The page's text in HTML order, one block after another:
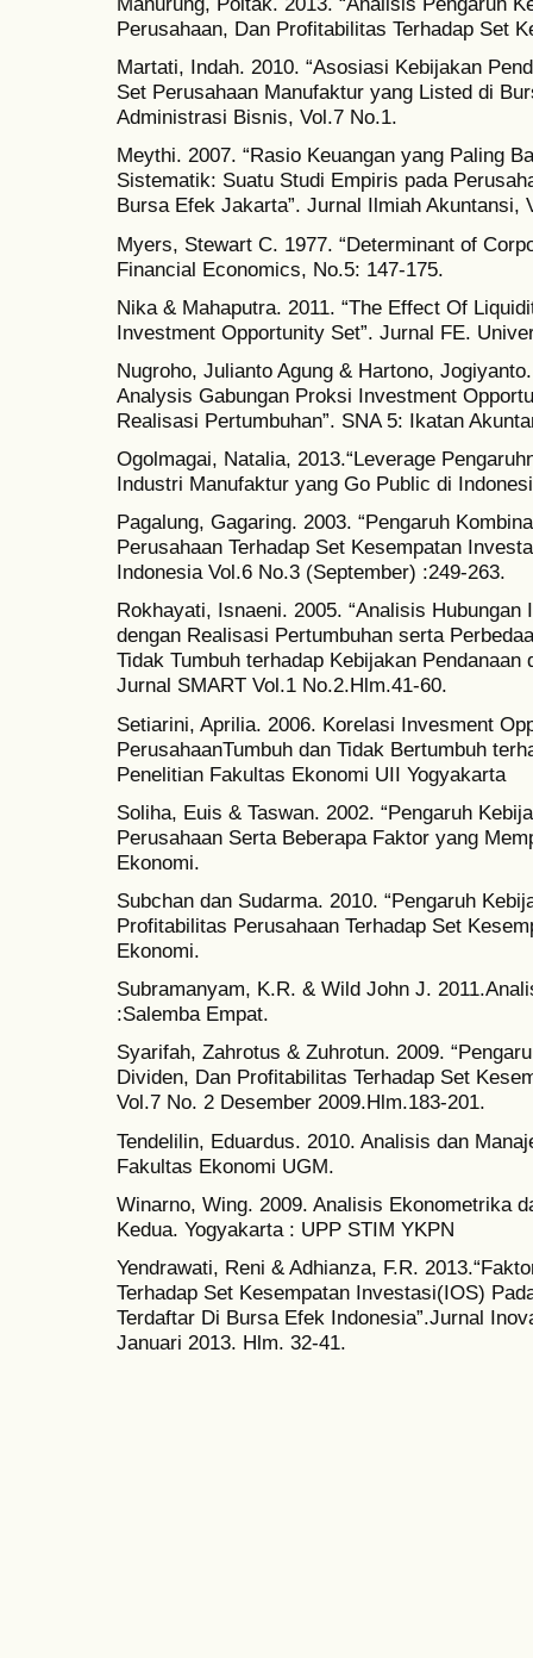
Perusahaan, Dan Profitabilitas Terhadap Set
Martati, Indah. 2010. “Asosiasi Kebijakan
Set Perusahaan Manufaktur yang Listed di
Administrasi Bisnis, Vol.7 No.1.
Meythi. 2007. “Rasio Keuangan yang Paling
Sistematik: Suatu Studi Empiris pada
Bursa Efek Jakarta”. Jurnal Ilmiah Akuntansi,
Myers, Stewart C. 1977. “Determinant of
Financial Economics, No.5: 147-175.
Nika & Mahaputra. 2011. “The Effect Of
Investment Opportunity Set”. Jurnal FE.
Nugroho, Julianto Agung & Hartono,
Analysis Gabungan Proksi Investment
Realisasi Pertumbuhan”. SNA 5: Ikatan
Ogolmagai, Natalia, 2013.“Leverage
Industri Manufaktur yang Go Public di
Pagalung, Gagaring. 2003. “Pengaruh
Perusahaan Terhadap Set Kesempatan
Indonesia Vol.6 No.3 (September) :249-263.
Rokhayati, Isnaeni. 2005. “Analisis
dengan Realisasi Pertumbuhan serta
Tidak Tumbuh terhadap Kebijakan
Jurnal SMART Vol.1 No.2.Hlm.41-60.
Setiarini, Aprilia. 2006. Korelasi Invesment
PerusahaanTumbuh dan Tidak Bertumbuh
Penelitian Fakultas Ekonomi UII Yogyakarta
Soliha, Euis & Taswan. 2002. “Pengaruh
Perusahaan Serta Beberapa Faktor yang
Ekonomi.
Subchan dan Sudarma. 2010. “Pengaruh
Profitabilitas Perusahaan Terhadap Set
Ekonomi.
Subramanyam, K.R. & Wild John J.
:Salemba Empat.
Syarifah, Zahrotus & Zuhrotun. 2009.
Dividen, Dan Profitabilitas Terhadap Set
Vol.7 No. 2 Desember 2009.Hlm.183-201.
Tendelilin, Eduardus. 2010. Analisis dan
Fakultas Ekonomi UGM.
Winarno, Wing. 2009. Analisis Ekonometrika
Kedua. Yogyakarta : UPP STIM YKPN
Yendrawati, Reni & Adhianza, F.R.
Terhadap Set Kesempatan Investasi(IOS)
Terdaftar Di Bursa Efek Indonesia”.Jurnal
Januari 2013. Hlm. 32-41.